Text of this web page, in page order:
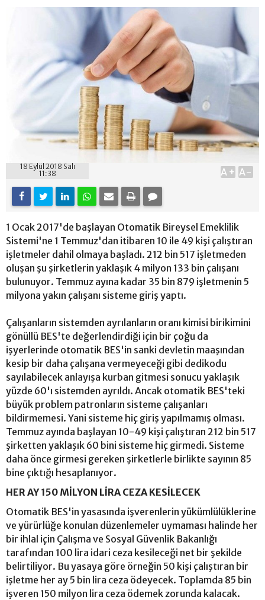
18 Eylül 2018 Salı
11:38
A+ A-
1 Ocak 2017'de başlayan Otomatik Bireysel Emeklilik
Sistemi'ne 1 Temmuz'dan itibaren 10 ile 49 kişi çalıştıran
işletmeler dahil olmaya başladı. 212 bin 517 işletmeden
oluşan şu şirketlerin yaklaşık 4 milyon 133 bin çalışanı
bulunuyor. Temmuz ayına kadar 35 bin 879 işletmenin 5
milyona yakın çalışanı sisteme giriş yaptı.
Çalışanların sistemden ayrılanların oranı kimisi birikimini
gönüllü BES'te değerlendirdiği için bir çoğu da
işyerlerinde otomatik BES'in sanki devletin maaşından
kesip bir daha çalışana vermeyeceği gibi dedikodu
sayılabilecek anlayışa kurban gitmesi sonucu yaklaşık
yüzde 60'ı sistemden ayrıldı. Ancak otomatik BES'teki
büyük problem patronların sisteme çalışanları
bildirmemesi. Yani sisteme hiç giriş yapılmamış olması.
Temmuz ayında başlayan 10-49 kişi çalıştıran 212 bin 517
şirketten yaklaşık 60 bini sisteme hiç girmedi. Sisteme
daha önce girmesi gereken şirketlerle birlikte sayının 85
bine çıktığı hesaplanıyor.
HER AY 150 MİLYON LİRA CEZA KESİLECEK
Otomatik BES'in yasasında işverenlerin yükümlülüklerine
ve yürürlüğe konulan düzenlemeler uymaması halinde her
bir ihlal için Çalışma ve Sosyal Güvenlik Bakanlığı
tarafından 100 lira idari ceza kesileceği net bir şekilde
belirtiliyor. Bu yasaya göre örneğin 50 kişi çalıştıran bir
işletme her ay 5 bin lira ceza ödeyecek. Toplamda 85 bin
işveren 150 milyon lira ceza ödemek zorunda kalacak.